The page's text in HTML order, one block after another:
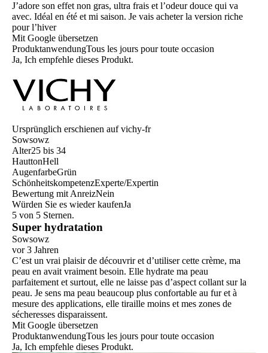
J’adore son effet non gras, ultra frais et l’odeur douce qui va
avec. Idéal en été et mi saison. Je vais acheter la version riche
pour l’hiver
Mit Google übersetzen
ProduktanwendungTous les jours pour toute occasion
Ja, Ich empfehle dieses Produkt.
Ursprünglich erschienen auf vichy-fr
Sowsowz
Alter25 bis 34
HauttonHell
AugenfarbeGrün
SchönheitskompetenzExperte/Expertin
Bewertung mit AnreizNein
Würden Sie es wieder kaufenJa
5 von 5 Sternen.
Super hydratation
Sowsowz
vor 3 Jahren
C’est un vrai plaisir de découvrir et d’utiliser cette crème, ma
peau en avait vraiment besoin. Elle hydrate ma peau
parfaitement et surtout, elle ne laisse pas d’aspect collant sur la
peau. Je sens ma peau beaucoup plus confortable au fur et à
mesure des applications, elle tiraille moins et mes zones de
sécheresses disparaissent.
Mit Google übersetzen
ProduktanwendungTous les jours pour toute occasion
Ja, Ich empfehle dieses Produkt.